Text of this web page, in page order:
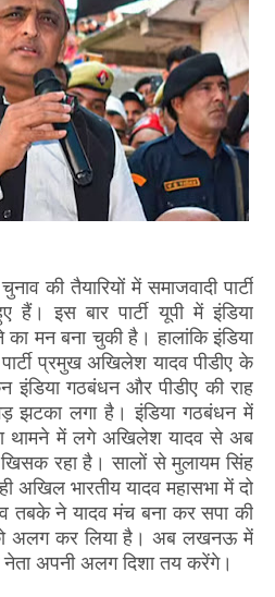
की तैयारियों में समाजवादी पार्टी
इस बार पार्टी यूपी में इंडिया
मन बना चुकी है। हालांकि इंडिया
प्रमुख अखिलेश यादव पीडीए के
गठबंधन और पीडीए की राह
झटका लगा है। इंडिया गठबंधन में
थामने में लगे अखिलेश यादव से अब
खिसक रहा है। सालों से मुलायम सिंह
अखिल भारतीय यादव महासभा में दो
तबके ने यादव मंच बना कर सपा की
अलग कर लिया है। अब लखनऊ में
अपनी अलग दिशा तय करेंगे।